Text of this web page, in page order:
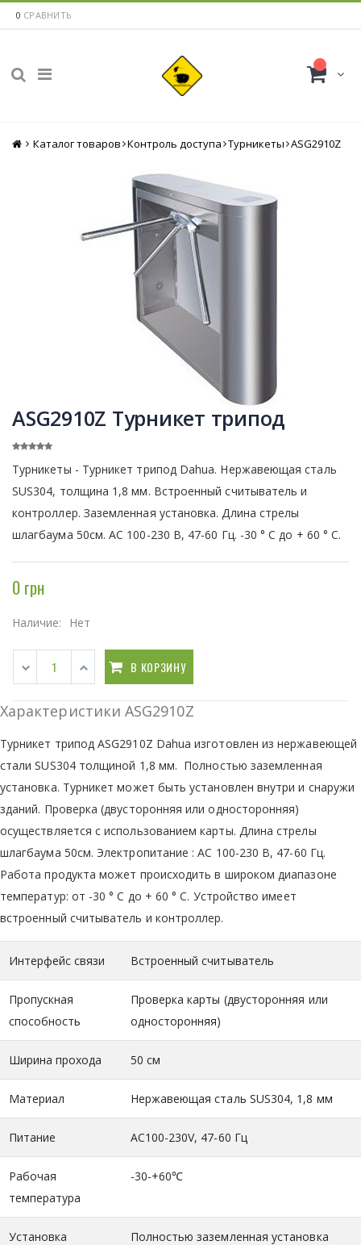
0 СРАВНИТЬ
Главная
Каталог товаров Контроль доступа Турникеты ASG2910Z
ASG2910Z Турникет трипод
Турникеты - Турникет трипод Dahua. Нержавеющая сталь
SUS304, толщина 1,8 мм. Встроенный считыватель и
контроллер. Заземленная установка. Длина стрелы
шлагбаума 50см. AC 100-230 В, 47-60 Гц. -30 ° C до + 60 ° C.
0 грн
Наличие: Нет
В КОРЗИНУ
Характеристики ASG2910Z
Турникет трипод ASG2910Z Dahua изготовлен из нержавеющей
стали SUS304 толщиной 1,8 мм. Полностью заземленная
установка. Турникет может быть установлен внутри и снаружи
зданий. Проверка (двусторонняя или односторонняя)
осуществляется с использованием карты. Длина стрелы
шлагбаума 50см. Электропитание : AC 100-230 В, 47-60 Гц.
Работа продукта может происходить в широком диапазоне
температур: от -30 ° C до + 60 ° C. Устройство имеет
встроенный считыватель и контроллер.
Интерфейс связи Встроенный считыватель
Пропускная
способность
Проверка карты (двусторонняя или
односторонняя)
Ширина прохода 50 см
Материал Нержавеющая сталь SUS304, 1,8 мм
Питание AC100-230V, 47-60 Гц
Рабочая
температура
-30-+60℃
Установка Полностью заземленная установка